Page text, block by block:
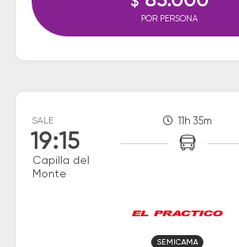
POR PERSONA
SALE
19:15
Capilla del
Monte
11h 35m
SEMICAMA